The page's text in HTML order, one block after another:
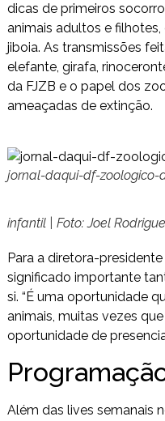
dicas de primeiros
animais adultos e
jiboia. As transmissões
elefante, girafa,
da FJZB e o papel dos
ameaçadas de extinção.
jornal-daqui-df-zoologico-
infantil | Foto: Joel
Para a diretora-
significado importante
si. “É uma oportunidade
animais, muitas vezes
oportunidade de
Além das lives semanais